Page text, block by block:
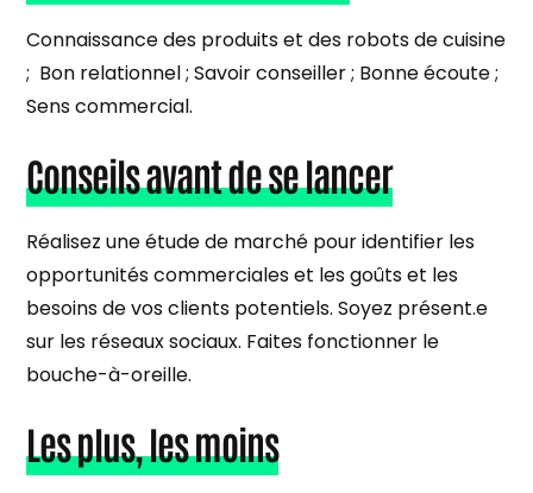
Connaissance des produits et des robots de cuisine
; Bon relationnel ; Savoir conseiller ; Bonne écoute ;
Sens commercial.
Conseils avant de se lancer
Réalisez une étude de marché pour identifier les
opportunités commerciales et les goûts et les
besoins de vos clients potentiels. Soyez présent.e
sur les réseaux sociaux. Faites fonctionner le
bouche-à-oreille.
Les plus, les moins